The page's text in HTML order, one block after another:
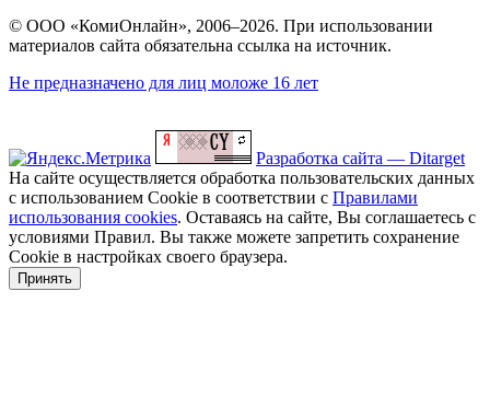
© ООО «КомиОнлайн», 2006–2026. При использовании
материалов сайта обязательна ссылка на источник.
Не предназначено для лиц моложе 16 лет
Разработка сайта — Ditarget
На сайте осуществляется обработка пользовательских данных
с использованием Cookie в соответствии с Правилами
использования cookies. Оставаясь на сайте, Вы соглашаетесь с
условиями Правил. Вы также можете запретить сохранение
Cookie в настройках своего браузера.
Принять